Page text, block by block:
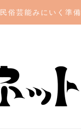
民俗芸能みにいく準備